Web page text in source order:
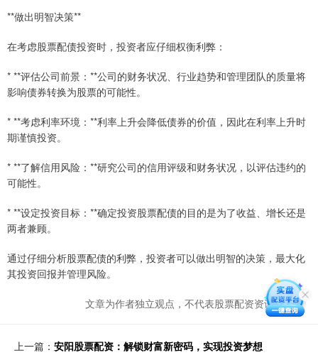
**做出明智决策**
在考虑股票配债投资时，投资者应仔细权衡利弊：
* **评估公司前景：**公司的财务状况、行业趋势和管理团队的质量将
影响债券转换为股票的可能性。
* **考虑利率环境：**利率上升会降低债券的价值，因此在利率上升时
期谨慎投资。
* **了解信用风险：**研究公司的信用评级和财务状况，以评估违约的
可能性。
* **设定投资目标：**确定投资股票配债的目的是为了收益、增长还是
两者兼顾。
通过仔细分析股票配债的利弊，投资者可以做出明智的决策，最大化
其投资回报并管理风险。
文章为作者独立观点，不代表股票配资资讯网观点
上一篇： 安阳股票配资：解锁财富新密码，实现投资梦想